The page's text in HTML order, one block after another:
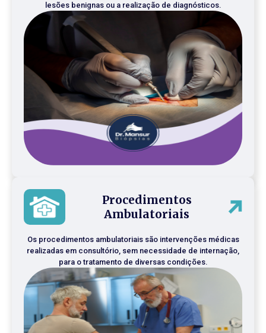
lesões benignas ou a realização de diagnósticos.
Procedimentos
Ambulatoriais
Os procedimentos ambulatoriais são intervenções médicas
realizadas em consultório, sem necessidade de internação,
para o tratamento de diversas condições.